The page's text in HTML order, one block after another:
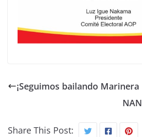
¡Seguimos bailando
Share This Post: